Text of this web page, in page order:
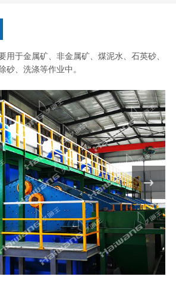
用于金属矿、非金属矿、煤泥水、石英砂、
砂、洗涤等作业中。